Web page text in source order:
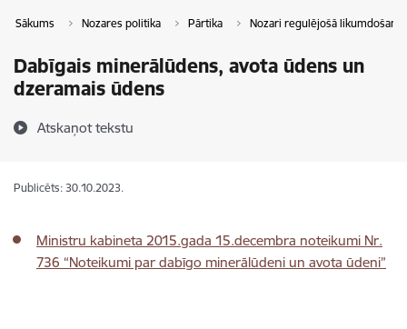
Sākums Nozares politika Pārtika Nozari regulējošā likumdošana
Dabīgais minerālūdens, avota ūdens un
dzeramais ūdens
Atskaņot tekstu
Publicēts: 30.10.2023.
Ministru kabineta 2015.gada 15.decembra noteikumi Nr.
736 “Noteikumi par dabīgo minerālūdeni un avota ūdeni”